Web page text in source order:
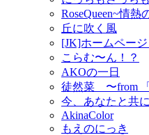
RoseQueen~情熱
丘に吹く風
[JK]ホームページ
こらむ〜ん！？
AKOの一日
徒然菜 〜from
今、あなたと共
AkinaColor
もえのにっき